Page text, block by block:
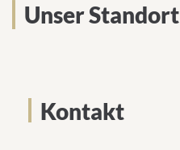
Unser Standort
Kontakt